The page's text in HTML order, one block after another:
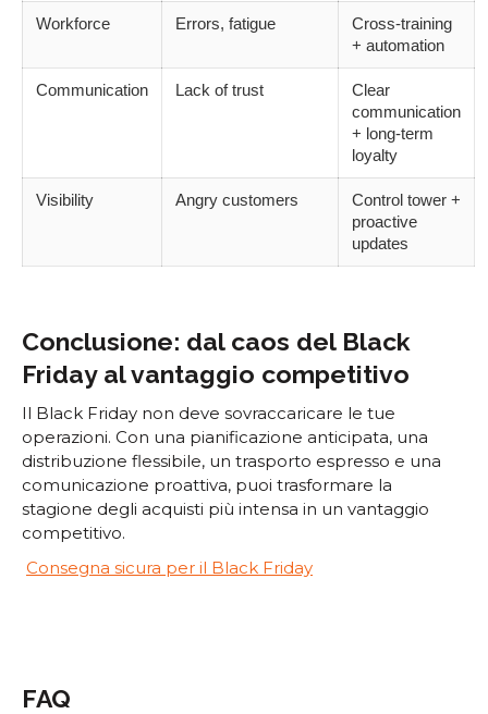
Workforce Errors, fatigue
Cross-training
+ automation
Communication Lack of trust
Clear
communication
+ long-term
loyalty
Visibility Angry customers
Control tower +
proactive
updates
Conclusione: dal caos del Black
Friday al vantaggio competitivo
Il Black Friday non deve sovraccaricare le tue
operazioni. Con una pianificazione anticipata, una
distribuzione flessibile, un trasporto espresso e una
comunicazione proattiva, puoi trasformare la
stagione degli acquisti più intensa in un vantaggio
competitivo.
Consegna sicura per il Black Friday
FAQ